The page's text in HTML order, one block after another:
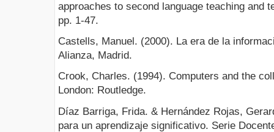
approaches to second language teaching and
pp. 1-47.
Castells, Manuel. (2000). La era de la
Alianza, Madrid.
Crook, Charles. (1994). Computers and the
London: Routledge.
Díaz Barriga, Frida. & Hernández Rojas,
para un aprendizaje significativo. Serie